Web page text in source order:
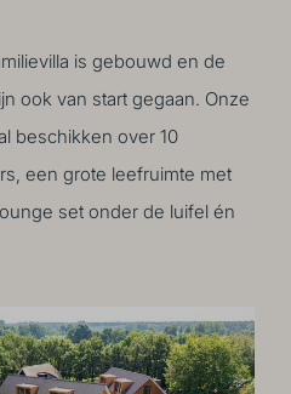
is gebouwd en de
ook van start gegaan. Onze
beschikken over 10
een grote leefruimte met
set onder de luifel én